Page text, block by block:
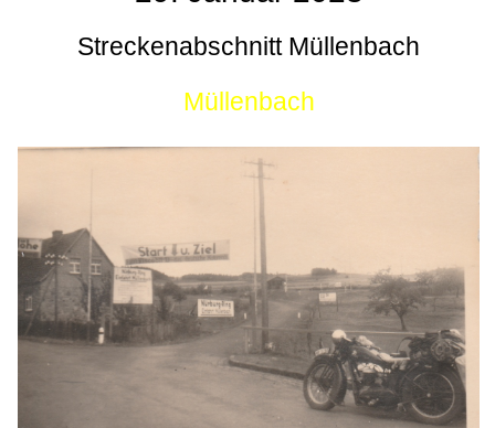
Streckenabschnitt Müllenbach
Müllenbach